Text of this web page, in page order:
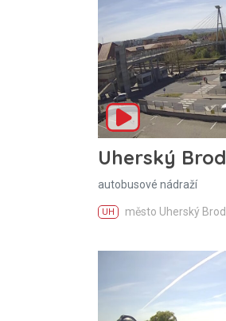
Uherský Brod
autobusové nádraží
UH město Uherský Brod